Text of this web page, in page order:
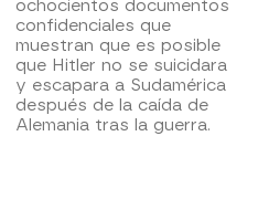
ochocientos documentos
confidenciales que
muestran que es posible
que Hitler no se suicidara
y escapara a Sudamérica
después de la caída de
Alemania tras la guerra.